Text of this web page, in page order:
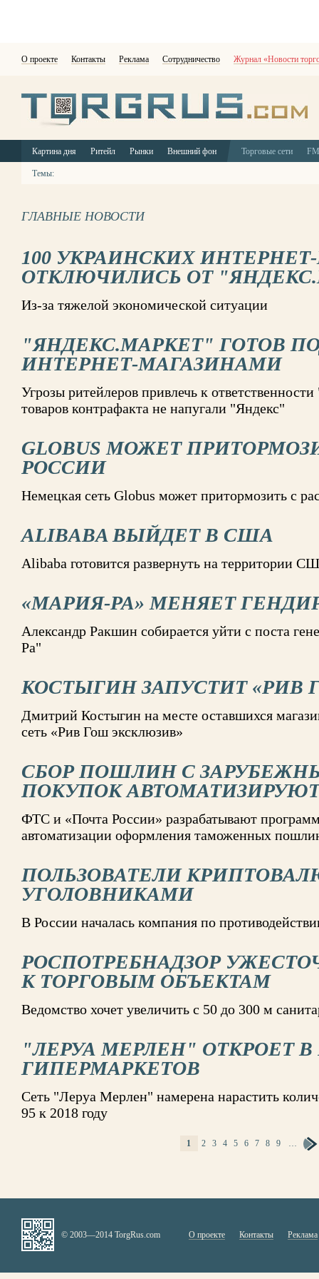
О проекте Контакты Реклама Сотрудничество Журнал «Новости
Картина дня Ритейл Рынки Внешний фон Торговые сети
Темы:
ГЛАВНЫЕ НОВОСТИ
100 УКРАИНСКИХ
ОТКЛЮЧИЛИСЬ ОТ
Из-за тяжелой экономической ситуации
"ЯНДЕКС.МАРКЕТ" ГОТОВ
ИНТЕРНЕТ-МАГАЗИНАМИ
Угрозы ритейлеров привлечь к
товаров контрафакта не напугали "Яндекс"
GLOBUS МОЖЕТ
РОССИИ
Немецкая сеть Globus может притормозить с
ALIBABA ВЫЙДЕТ В США
Alibaba готовится развернуть на территории
«МАРИЯ-РА» МЕНЯЕТ
Александр Ракшин собирается уйти с поста
Ра"
КОСТЫГИН ЗАПУСТИТ «РИВ
Дмитрий Костыгин на месте оставшихся
сеть «Рив Гош эксклюзив»
СБОР ПОШЛИН С
ПОКУПОК
ФТС и «Почта России» разрабатывают
автоматизации оформления таможенных
ПОЛЬЗОВАТЕЛИ
УГОЛОВНИКАМИ
В России началась компания по
РОСПОТРЕБНАДЗОР
К ТОРГОВЫМ ОБЪЕКТАМ
Ведомство хочет увеличить с 50 до 300 м
"ЛЕРУА МЕРЛЕН" ОТКРОЕТ В
ГИПЕРМАРКЕТОВ
Сеть "Леруа Мерлен" намерена нарастить
95 к 2018 году
1 2 3 4 5 6 7 8 9 …
© 2003—2014 TorgRus.com О проекте Контакты Реклама